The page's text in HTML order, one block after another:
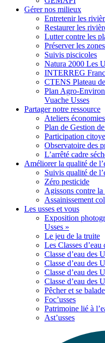
Gérernos milieux
Entretenir les
Restaurer les
Lutter contre les
Préserver les
Suivis piscicoles
Natura 2000 Les
INTERREG
CTENS Plateau
Plan Agro-
Vuache Usses
Partagernotre ressource
Ateliers économies
Plan de Gestion
Participation
Observatoire des
L’arrêté cadre
Améliorerla qualité de
Suivis qualité de
Zéro pesticide
Agissons contre
Assainissement
Les usses et vous
Exposition
Usses »
Le jeu de la truite
Les Classes d’eau
Classe d’eau des
Classe d’eau des
Classe d’eau des
Classe d’eau des
Pêcher et se
Foc’usses
Patrimoine lié à
Ast’usses